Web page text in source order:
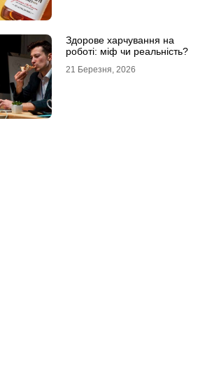
Здорове харчування на
роботі: міф чи реальність?
21 Березня, 2026